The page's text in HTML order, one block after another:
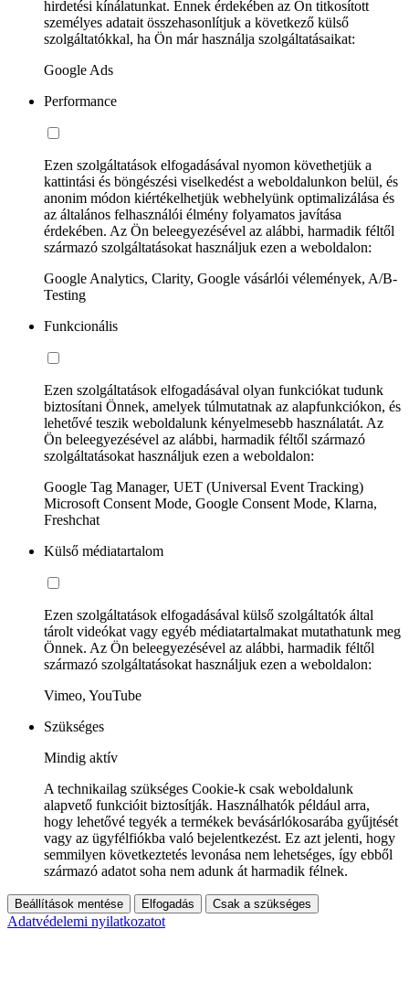
hirdetési kínálatunkat. Ennek érdekében az Ön titkosított
személyes adatait összehasonlítjuk a következő külső
szolgáltatókkal, ha Ön már használja szolgáltatásaikat:
Google Ads
Performance
Ezen szolgáltatások elfogadásával nyomon követhetjük a
kattintási és böngészési viselkedést a weboldalunkon belül, és
anonim módon kiértékelhetjük webhelyünk optimalizálása és
az általános felhasználói élmény folyamatos javítása
érdekében. Az Ön beleegyezésével az alábbi, harmadik féltől
származó szolgáltatásokat használjuk ezen a weboldalon:
Google Analytics, Clarity, Google vásárlói vélemények, A/B-
Testing
Funkcionális
Ezen szolgáltatások elfogadásával olyan funkciókat tudunk
biztosítani Önnek, amelyek túlmutatnak az alapfunkciókon, és
lehetővé teszik weboldalunk kényelmesebb használatát. Az
Ön beleegyezésével az alábbi, harmadik féltől származó
szolgáltatásokat használjuk ezen a weboldalon:
Google Tag Manager, UET (Universal Event Tracking)
Microsoft Consent Mode, Google Consent Mode, Klarna,
Freshchat
Külső médiatartalom
Ezen szolgáltatások elfogadásával külső szolgáltatók által
tárolt videókat vagy egyéb médiatartalmakat mutathatunk meg
Önnek. Az Ön beleegyezésével az alábbi, harmadik féltől
származó szolgáltatásokat használjuk ezen a weboldalon:
Vimeo, YouTube
Szükséges
Mindig aktív
A technikailag szükséges Cookie-k csak weboldalunk
alapvető funkcióit biztosítják. Használhatók például arra,
hogy lehetővé tegyék a termékek bevásárlókosarába gyűjtését
vagy az ügyfélfiókba való bejelentkezést. Ez azt jelenti, hogy
semmilyen következtetés levonása nem lehetséges, így ebből
származó adatot soha nem adunk át harmadik félnek.
Beállítások mentése Elfogadás Csak a szükséges
Adatvédelemi nyilatkozatot